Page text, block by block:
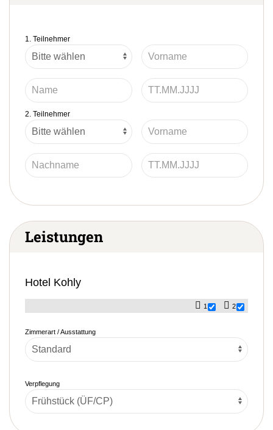
1. Teilnehmer
2. Teilnehmer
Leistungen
Hotel Kohly
1 2
Zimmerart / Ausstattung
Verpflegung